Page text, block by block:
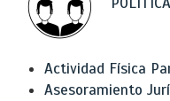
Actividad Física
Asesoramiento